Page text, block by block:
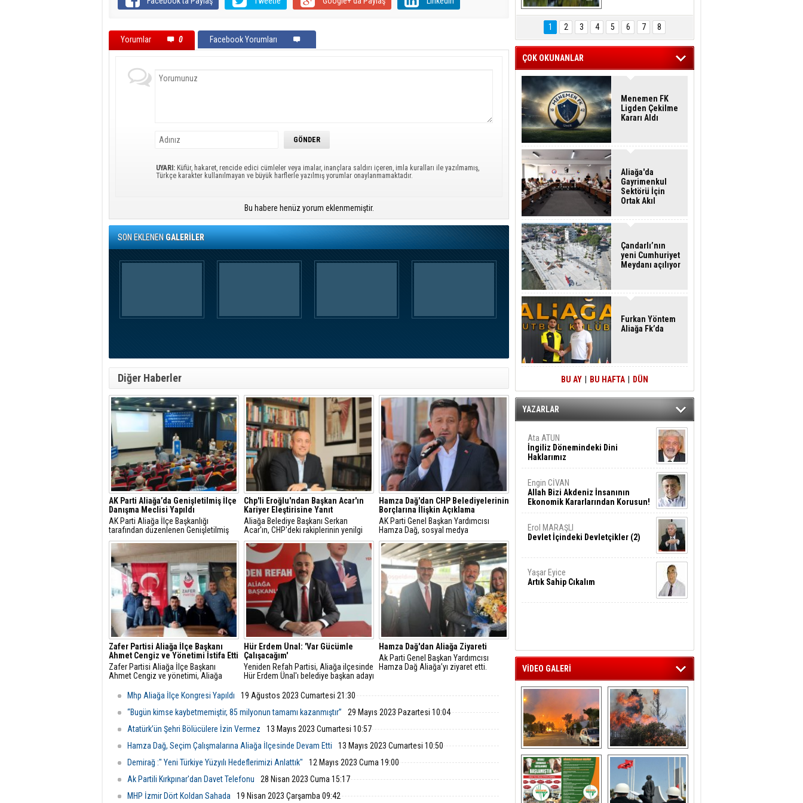
Yorumlar 0 Facebook Yorumları
UYARI: Küfür, hakaret, rencide edici cümleler veya imalar, inançlara saldırı içeren, imla kuralları ile yazılmamış,
Türkçe karakter kullanılmayan ve büyük harflerle yazılmış yorumlar onaylanmamaktadır.
Bu habere henüz yorum eklenmemiştir.
SON EKLENENGALERİLER
Diğer Haberler
AK Parti Aliağa’da Genişletilmiş İlçe
Danışma Meclisi Yapıldı
AK Parti Aliağa İlçe Başkanlığı
tarafından düzenlenen Genişletilmiş
İlçe Danışma Meclisi Toplantısı,
partililerin ve teşkilat mensuplarının
katılımıyla Aliağa Belediyesi Meclis
Salonu'nda yapıldı.
Chp'li Eroğlu'ndan Başkan Acar'ın
Kariyer Eleştirisine Yanıt
Aliağa Belediye Başkanı Serkan
Acar'ın, CHP'deki rakiplerinin yenilgi
sonrası kariyer kazandığı yönündeki
sözleri, ilçede siyasi hareketliliğe
neden oldu.
Hamza Dağ'dan CHP Belediyelerinin
Borçlarına İlişkin Açıklama
AK Parti Genel Başkan Yardımcısı
Hamza Dağ, sosyal medya
hesabından yaptığı açıklamalarla,
İzmir Büyükşehir Belediye Meclisi'nde
okunan faaliyet raporuna dikkat çekti.
Zafer Partisi Aliağa İlçe Başkanı
Ahmet Cengiz ve Yönetimi İstifa Etti
Zafer Partisi Aliağa İlçe Başkanı
Ahmet Cengiz ve yönetimi, Aliağa
Erdinç Tahtacı ile yaşadıkları fikir
ayrılıkları nedeniyle görevlerinden istifa
ettiklerini açıkladı.
Hür Erdem Ünal: 'Var Gücümle
Çalışacağım'
Yeniden Refah Partisi, Aliağa ilçesinde
Hür Erdem Ünal'ı belediye başkan adayı
Hamza Dağ'dan Aliağa Ziyareti
Ak Parti Genel Başkan Yardımcısı
Hamza Dağ Aliağa’yı ziyaret etti.
Mhp Aliağa İlçe Kongresi Yapıldı
19 Ağustos 2023 Cumartesi 21:30
“Bugün kimse kaybetmemiştir, 85 milyonun tamamı kazanmıştır”
29 Mayıs 2023 Pazartesi 10:04
Atatürk’ün Şehri Bölücülere İzin Vermez
13 Mayıs 2023 Cumartesi 10:57
Hamza Dağ, Seçim Çalışmalarına Aliağa İlçesinde Devam Etti
13 Mayıs 2023 Cumartesi 10:50
Demirağ :" Yeni Türkiye Yüzyılı Hedeflerimizi Anlattık"
12 Mayıs 2023 Cuma 19:00
Ak Partili Kırkpınar'dan Davet Telefonu
28 Nisan 2023 Cuma 15:17
MHP İzmir Dört Koldan Sahada
19 Nisan 2023 Çarşamba 09:42
Hasan Eser'in
Objektifinden
1 2 3 4 5 6 7 8
ÇOK OKUNANLAR
Menemen FK
Ligden Çekilme
Kararı Aldı
Aliağa'da
Gayrimenkul
Sektörü İçin
Ortak Akıl
Çandarlı’nın
yeni Cumhuriyet
Meydanı açılıyor
Furkan Yöntem
Aliağa Fk’da
BU AY BU HAFTA DÜN
YAZARLAR
Ata ATUN
İngiliz Dönemindeki Dini
Haklarımız
Engin CİVAN
Allah Bizi Akdeniz İnsanının
Ekonomik Kararlarından Korusun!
Erol MARAŞLI
Devlet İçindeki Devletçikler (2)
Yaşar Eyice
Artık Sahip Cıkalım
VİDEO GALERİ
Aliağa ‘da  otluk
alanda çıkan
yangın evlere
sıçramadan
söndürüldü
Aliağa'nın Ciğerleri